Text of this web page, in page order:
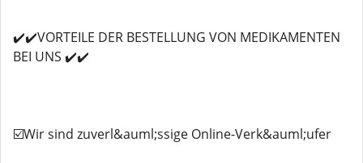
✔️✔️VORTEILE DER BESTELLUNG VON MEDIKAMENTEN
BEI UNS ✔️✔️
☑️Wir sind zuverl&auml;ssige Online-Verk&auml;ufer